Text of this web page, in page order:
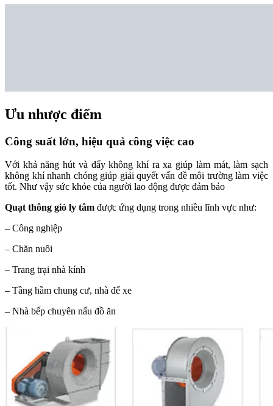
Ưu nhược điểm
Công suất lớn, hiệu quả công việc cao
Với khả năng hút và đẩy không khí ra xa giúp làm mát, làm sạch
không khí nhanh chóng giúp giải quyết vấn đề môi trường làm việc
tốt. Như vậy sức khỏe của người lao động được đảm bảo
Quạt thông gió ly tâm được ứng dụng trong nhiều lĩnh vực như:
– Công nghiệp
– Chăn nuôi
– Trang trại nhà kính
– Tầng hầm chung cư, nhà để xe
– Nhà bếp chuyên nấu đồ ăn